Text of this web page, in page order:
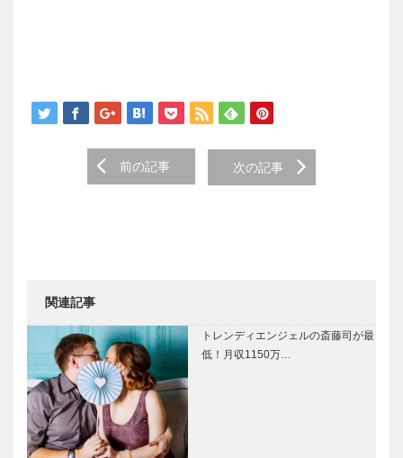
Post navigation
前の記事 次の記事
関連記事
トレンディエンジェルの斎藤司が最
低！月収1150万…